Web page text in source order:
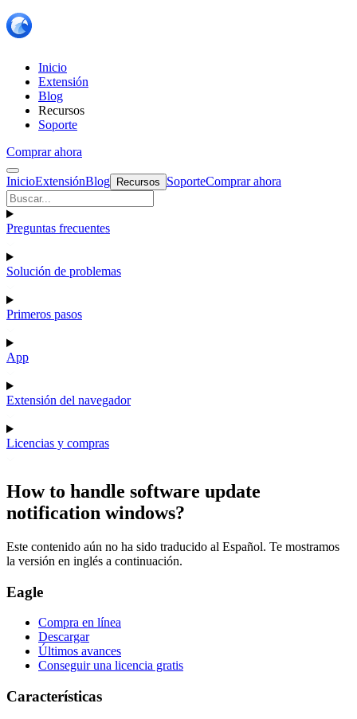
Inicio
Extensión
Blog
Recursos
Soporte
Comprar ahora
InicioExtensiónBlog Recursos SoporteComprar ahora
Preguntas frecuentes
Solución de problemas
Primeros pasos
App
Extensión del navegador
Licencias y compras
How to handle software update
notification windows?
Este contenido aún no ha sido traducido al Español. Te mostramos
la versión en inglés a continuación.
Eagle
Compra en línea
Descargar
Últimos avances
Conseguir una licencia gratis
Características